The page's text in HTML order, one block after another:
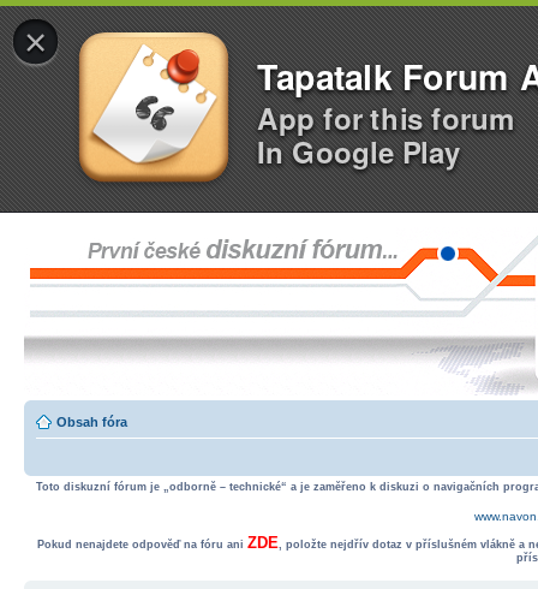
×
Tapatalk Forum
App for this forum
In Google Play
Obsah fóra
Toto diskuzní fórum je „odborně – technické“ a je zaměřeno k diskuzi o navigačních
Pokud nenajdete odpověď na fóru ani ZDE, položte nejdřív dotaz v příslušném vlákně a